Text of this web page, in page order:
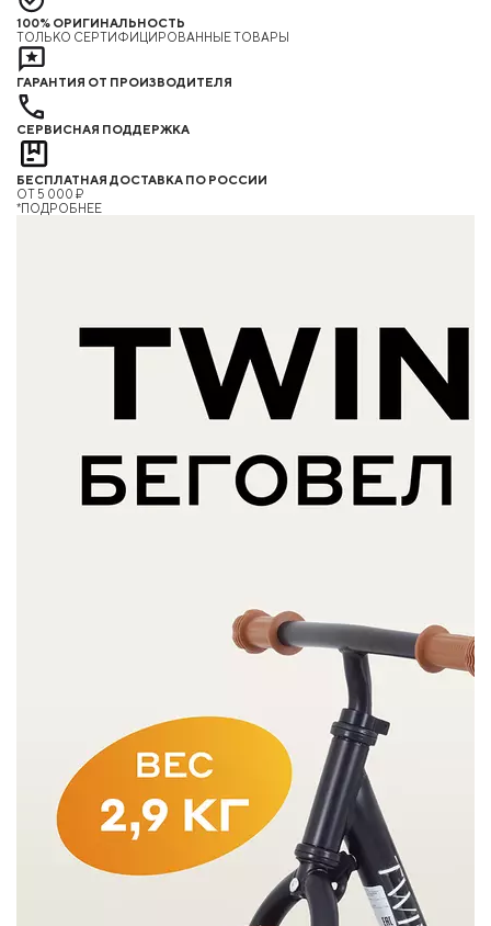
100% ОРИГИНАЛЬНОСТЬ
ТОЛЬКО СЕРТИФИЦИРОВАННЫЕ ТОВАРЫ
ГАРАНТИЯ ОТ ПРОИЗВОДИТЕЛЯ
СЕРВИСНАЯ ПОДДЕРЖКА
БЕСПЛАТНАЯ ДОСТАВКА ПО РОССИИ
ОТ 5 000 ₽
*ПОДРОБНЕЕ